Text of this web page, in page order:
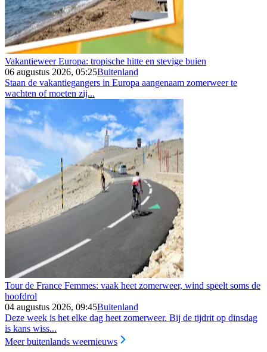
Vakantieweer Europa: tropische hitte en stevige buien
06 augustus 2026, 05:25Buitenland
Staan de vakantiegangers in Europa aangenaam zomerweer te
wachten of moeten zij...
Tour de France Femmes: vaak heet zomerweer, wind speelt soms de
hoofdrol
04 augustus 2026, 09:45Buitenland
Deze week is het elke dag heet zomerweer. Bij de tijdrit op dinsdag
is kans wiss...
Meer buitenlands weernieuws